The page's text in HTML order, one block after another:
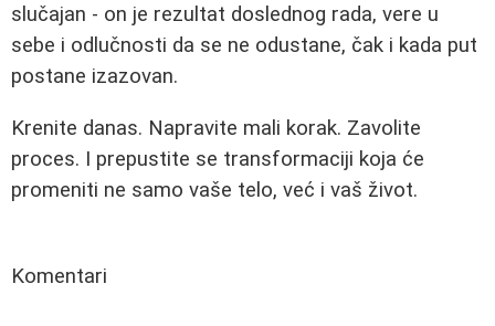
slučajan - on je rezultat doslednog rada, vere u
sebe i odlučnosti da se ne odustane, čak i kada put
postane izazovan.
Krenite danas. Napravite mali korak. Zavolite
proces. I prepustite se transformaciji koja će
promeniti ne samo vaše telo, već i vaš život.
Komentari